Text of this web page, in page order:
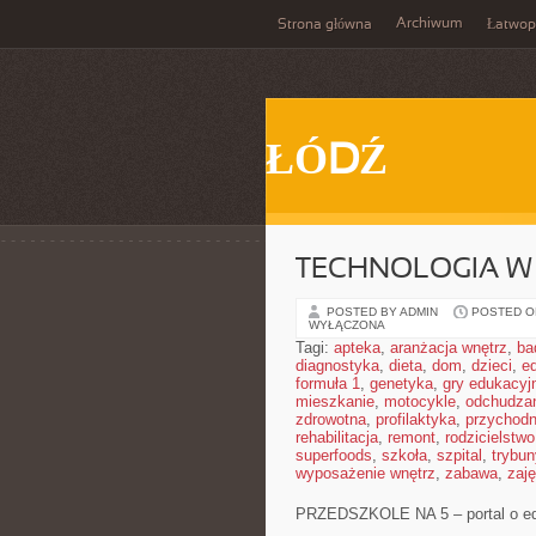
Strona główna Archiwum
ŁÓDŹ
TECHNOLOGIA
POSTED BY ADMIN
POSTED
WYŁĄCZONA
Tagi: apteka, aranżacja wnętrz,
diagnostyka, dieta, dom, dzieci,
formuła 1, genetyka, gry
mieszkanie, motocykle,
zdrowotna, profilaktyka,
rehabilitacja, remont, rodzicielstwo
superfoods, szkoła, szpital ,
wyposażenie wnętrz, zabawa,
PRZEDSZKOLE NA 5 – portal o